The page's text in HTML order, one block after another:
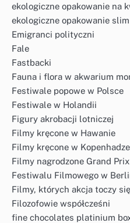
ekologiczne opakowanie na
ekologiczne opakowanie slim
Emigranci polityczni
Fale
Fastbacki
Fauna i flora w akwarium
Festiwale popowe w Polsce
Festiwale w Holandii
Figury akrobacji lotniczej
Filmy kręcone w Hawanie
Filmy kręcone w Kopenhadze
Filmy nagrodzone Grand
Festiwalu Filmowego w
Filmy, których akcja toczy
Filozofowie współcześni
fine chocolates platinium